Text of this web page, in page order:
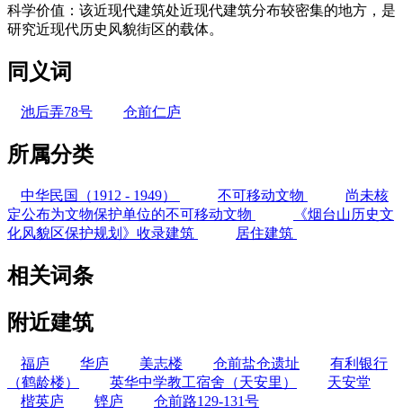
科学价值：该近现代建筑处近现代建筑分布较密集的地方，是
研究近现代历史风貌街区的载体。
同义词
池后弄78号 仓前仁庐
所属分类
中华民国（1912 - 1949） 不可移动文物
尚未核
定公布为文物保护单位的不可移动文物
《烟台山历史文
化风貌区保护规划》收录建筑
居住建筑
相关词条
附近建筑
福庐 华庐 美志楼 仓前盐仓遗址
有利银行
（鹤龄楼）
英华中学教工宿舍（天安里）
天安堂
楷英庐
铿庐 仓前路129-131号